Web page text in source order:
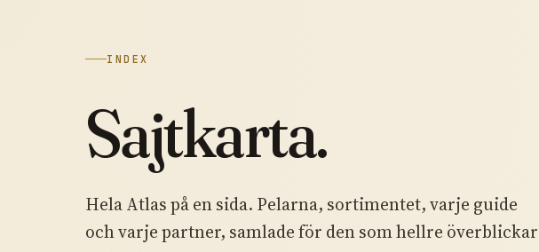
INDEX
Sajtkarta.
Hela Atlas på en sida. Pelarna, sortimentet, varje guide
och varje partner, samlade för den som hellre överblickar